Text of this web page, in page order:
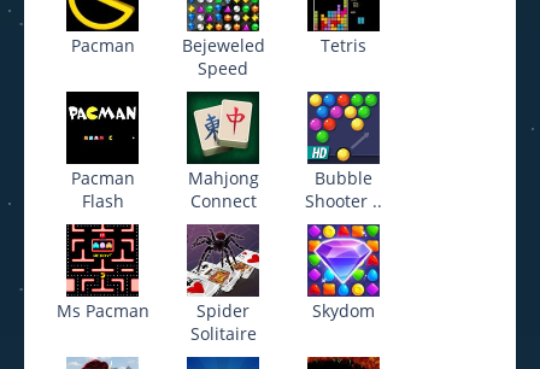
Pacman
Bejeweled
Speed
Tetris
Pacman
Flash
Mahjong
Connect
Bubble
Shooter ..
Ms Pacman
Spider
Solitaire
Skydom